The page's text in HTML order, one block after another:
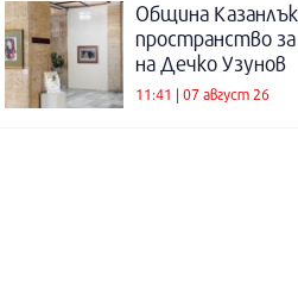
Община
пространство
на Дечко Узунов
11:41 | 07 август 26